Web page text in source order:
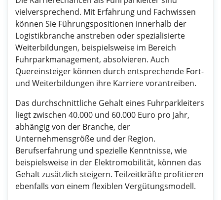
vielversprechend. Mit Erfahrung und Fachwissen
können Sie Führungspositionen innerhalb der
Logistikbranche anstreben oder spezialisierte
Weiterbildungen, beispielsweise im Bereich
Fuhrparkmanagement, absolvieren. Auch
Quereinsteiger können durch entsprechende Fort-
und Weiterbildungen ihre Karriere vorantreiben.
Das durchschnittliche Gehalt eines Fuhrparkleiters
liegt zwischen 40.000 und 60.000 Euro pro Jahr,
abhängig von der Branche, der
Unternehmensgröße und der Region.
Berufserfahrung und spezielle Kenntnisse, wie
beispielsweise in der Elektromobilität, können das
Gehalt zusätzlich steigern. Teilzeitkräfte profitieren
ebenfalls von einem flexiblen Vergütungsmodell.